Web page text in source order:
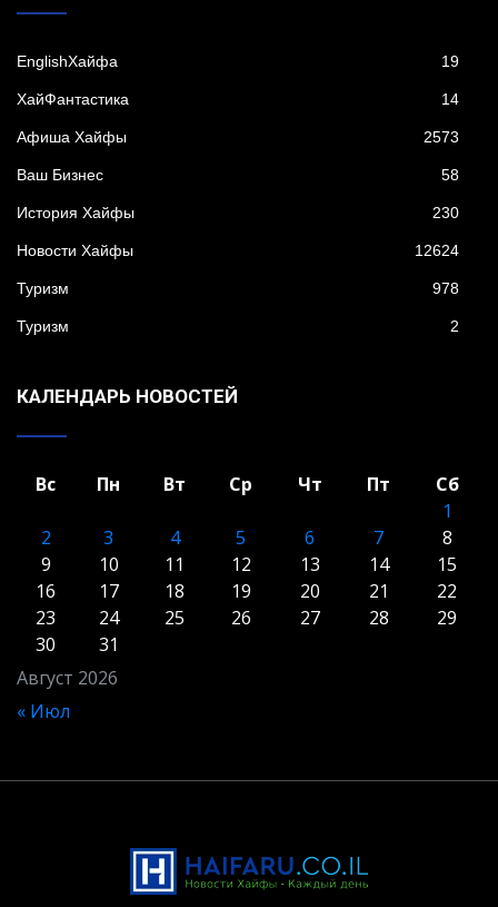
EnglishХайфа 19
XайФантастика 14
Афиша Хайфы 2573
Ваш Бизнес 58
История Хайфы 230
Новости Хайфы 12624
Туризм 978
Туризм 2
КАЛЕНДАРЬ НОВОСТЕЙ
Август 2026
Вс Пн Вт Ср Чт Пт
Сб
1
2
3 4 5 6 7
8
9
10 11 12 13 14
15
16
17 18 19 20 21
22
23
24 25 26 27 28
29
30
31
« Июл